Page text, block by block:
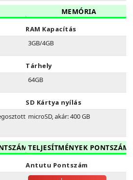
MEMÓRIA
RAM Kapacítás
3GB/4GB
Tárhely
64GB
SD Kártya nyílás
microSD, akár: 400 GB
TELJESÍTMÉNYEK PONTSZÁM
Antutu Pontszám